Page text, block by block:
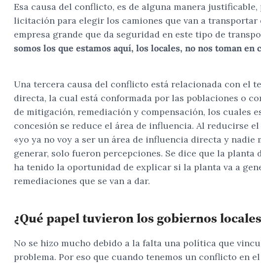
Esa causa del conflicto, es de alguna manera
licitación para elegir los camiones que van a
empresa grande que da seguridad en este tipo de
somos los que estamos aquí, los locales, no nos toman en
Una tercera causa del conflicto está relacionada con el
directa, la cual está conformada por las poblaciones o
de mitigación, remediación y compensación, los cuales
concesión se reduce el área de influencia. Al reducirse
«yo ya no voy a ser un área de influencia directa y
generar, solo fueron percepciones. Se dice que la
ha tenido la oportunidad de explicar si la planta va a
remediaciones que se van a dar.
¿Qué papel tuvieron los gobiernos
No se hizo mucho debido a la falta una política que
problema. Por eso que cuando tenemos un conflicto en